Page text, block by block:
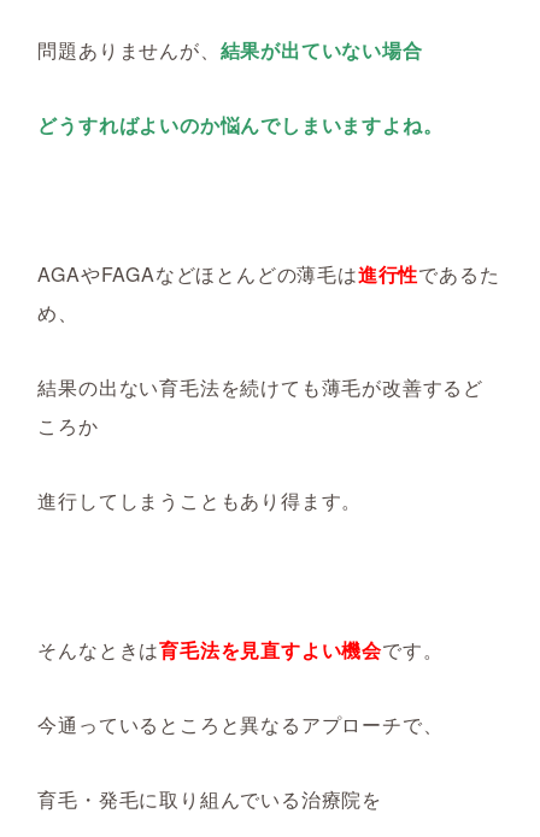
問題ありませんが、 結果が出ていない場合
どうすればよいのか悩んでしまいますよね。
AGAやFAGAなどほとんどの薄毛は進行性であるた
め、
結果の出ない育毛法を続けても薄毛が改善するど
ころか
進行してしまうこともあり得ます。
そんなときは育毛法を見直すよい機会です。
今通っているところと異なるアプローチで、
育毛・発毛に取り組んでいる治療院を